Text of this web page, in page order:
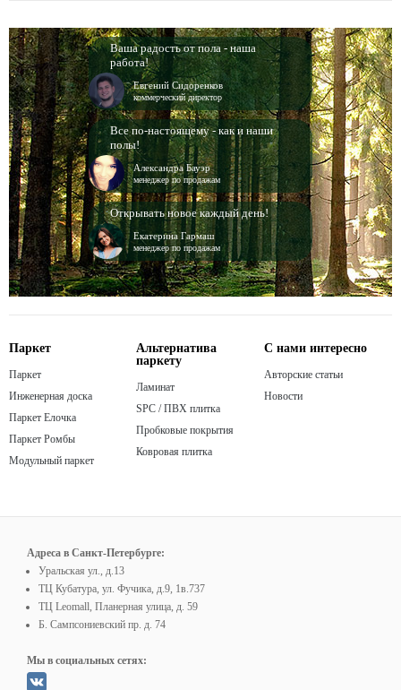
Ваша радость от пола - наша
работа!
Евгений Сидоренков
коммерческий директор
Все по-настоящему - как и наши
полы!
Александра Бауэр
менеджер по продажам
Открывать новое каждый день!
Екатерина Гармаш
менеджер по продажам
Паркет
Паркет
Инженерная доска
Паркет Елочка
Паркет Ромбы
Модульный паркет
Альтернатива
паркету
Ламинат
SPC / ПВХ плитка
Пробковые покрытия
Ковровая плитка
С нами интересно
Авторские статьи
Новости
Адреса в Санкт-Петербурге:
Уральская ул., д.13
ТЦ Кубатура, ул. Фучика, д.9, 1в.737
ТЦ Leomall, Планерная улица, д. 59
Б. Сампсониевский пр. д. 74
Мы в социальных сетях: